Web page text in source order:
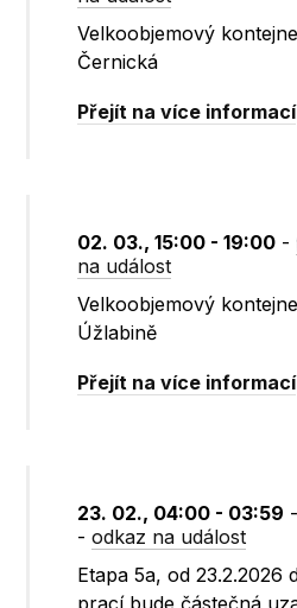
Velkoobjemový
Černická
Přejít na více informací
02. 03., 15:00 - 19:00 -
na událost
Velkoobjemový
Úžlabině
Přejít na více informací
23. 02., 04:00 - 03:59
-odkaz na událost
Etapa 5a, od 23.2.2026
prací bude částečná